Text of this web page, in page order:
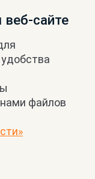
сайте
файлов